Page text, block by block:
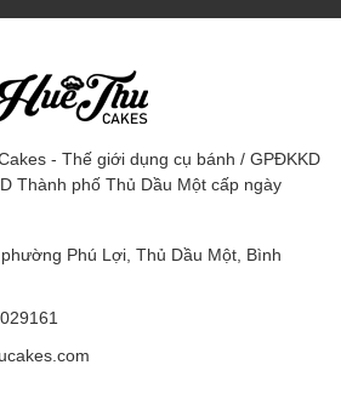
- Thế giới dụng cụ bánh / GPĐKKD
Thành phố Thủ Dầu Một cấp ngày
Phú Lợi, Thủ Dầu Một, Bình